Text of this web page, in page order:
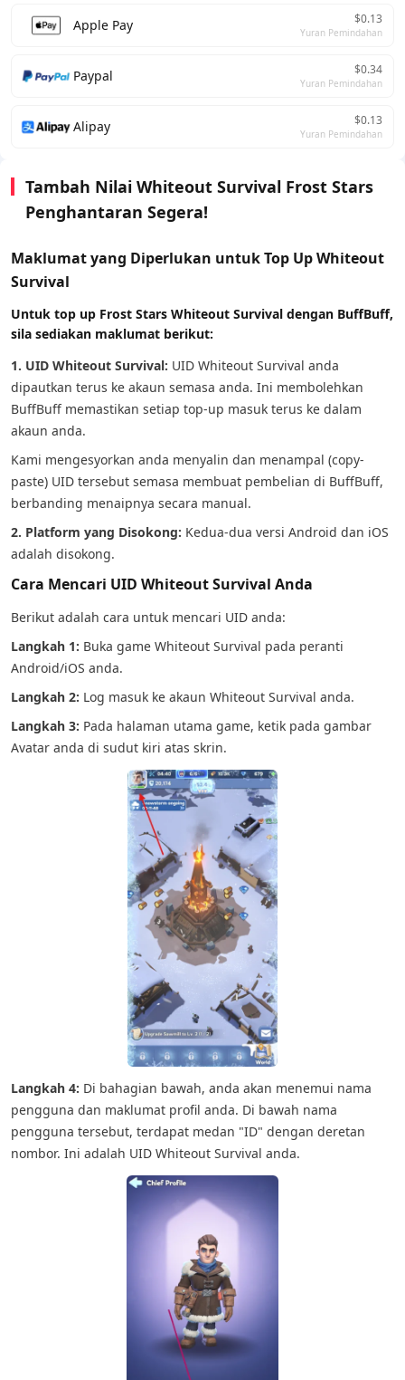
Apple Pay $0.13
Yuran Pemindahan
Paypal $0.34
Yuran Pemindahan
Alipay $0.13
Yuran Pemindahan
Tambah Nilai Whiteout Survival Frost Stars
Penghantaran Segera!
Maklumat yang Diperlukan untuk Top Up Whiteout
Survival
Untuk top up Frost Stars Whiteout Survival dengan BuffBuff,
sila sediakan maklumat berikut:
1. UID Whiteout Survival: UID Whiteout Survival anda
dipautkan terus ke akaun semasa anda. Ini membolehkan
BuffBuff memastikan setiap top-up masuk terus ke dalam
akaun anda.
Kami mengesyorkan anda menyalin dan menampal (copy-
paste) UID tersebut semasa membuat pembelian di BuffBuff,
berbanding menaipnya secara manual.
2. Platform yang Disokong: Kedua-dua versi Android dan iOS
adalah disokong.
Cara Mencari UID Whiteout Survival Anda
Berikut adalah cara untuk mencari UID anda:
Langkah 1: Buka game Whiteout Survival pada peranti
Android/iOS anda.
Langkah 2: Log masuk ke akaun Whiteout Survival anda.
Langkah 3: Pada halaman utama game, ketik pada gambar
Avatar anda di sudut kiri atas skrin.
Langkah 4: Di bahagian bawah, anda akan menemui nama
pengguna dan maklumat profil anda. Di bawah nama
pengguna tersebut, terdapat medan "ID" dengan deretan
nombor. Ini adalah UID Whiteout Survival anda.